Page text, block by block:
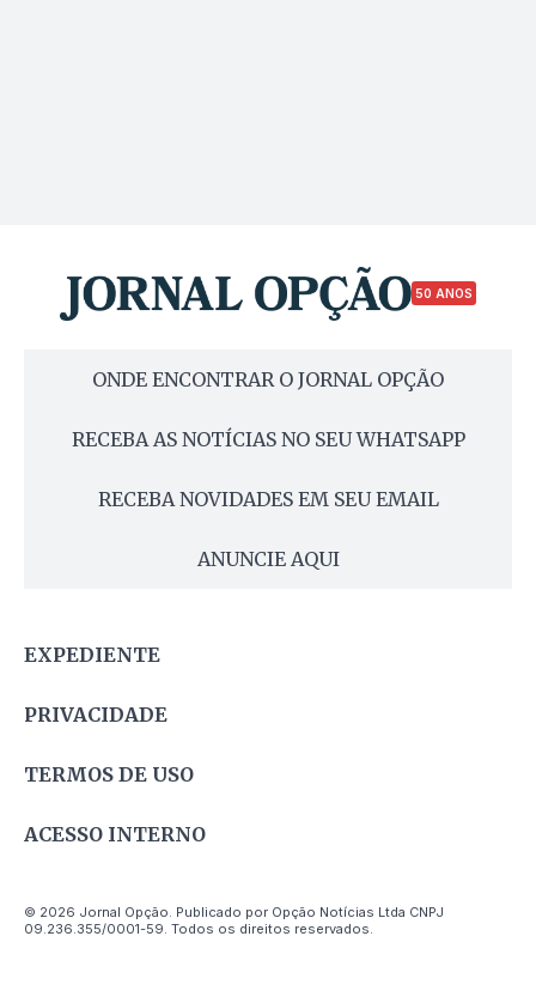
50 ANOS
ONDE ENCONTRAR O JORNAL OPÇÃO
RECEBA AS NOTÍCIAS NO SEU WHATSAPP
RECEBA NOVIDADES EM SEU EMAIL
ANUNCIE AQUI
EXPEDIENTE
PRIVACIDADE
TERMOS DE USO
ACESSO INTERNO
© 2026 Jornal Opção. Publicado por Opção Notícias Ltda CNPJ
09.236.355/0001-59. Todos os direitos reservados.